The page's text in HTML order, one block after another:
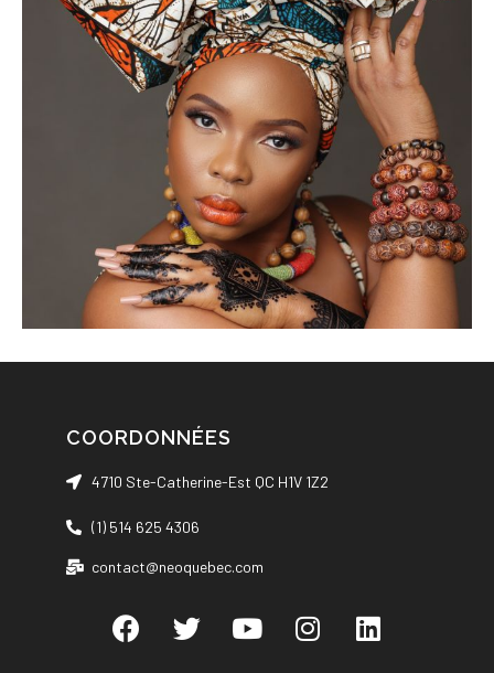
COORDONNÉES
4710 Ste-Catherine-Est QC H1V 1Z2
(1) 514 625 4306
contact@neoquebec.com